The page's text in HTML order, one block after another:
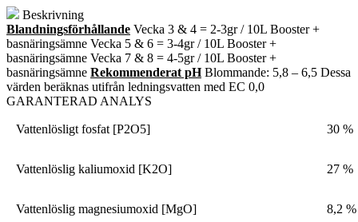
mängdBeskrivning
Blandningsförhållande Vecka 3 & 4 = 2-3gr / 10L Booster +
basnäringsämne Vecka 5 & 6 = 3-4gr / 10L Booster +
basnäringsämne Vecka 7 & 8 = 4-5gr / 10L Booster +
basnäringsämne Rekommenderat pHBlommande: 5,8 – 6,5 Dessa
värden beräknas utifrån ledningsvatten med EC 0,0
GARANTERAD ANALYS
Vattenlösligt fosfat [P2O5] 30 %
Vattenlöslig kaliumoxid [K2O] 27 %
Vattenlöslig magnesiumoxid [MgO] 8,2 %